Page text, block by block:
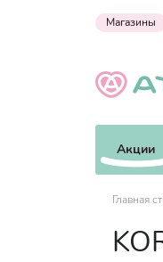
Магазины
Акции
Главная